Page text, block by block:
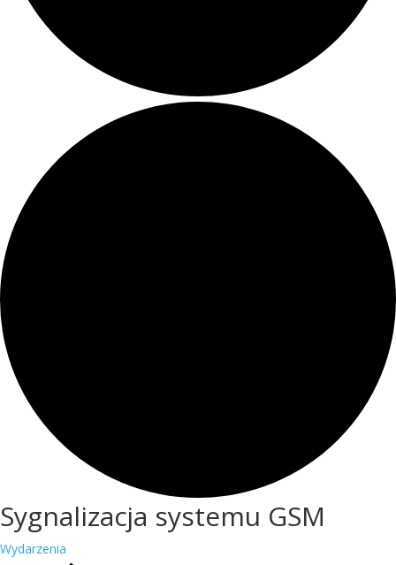
Sygnalizacja systemu GSM
Wydarzenia